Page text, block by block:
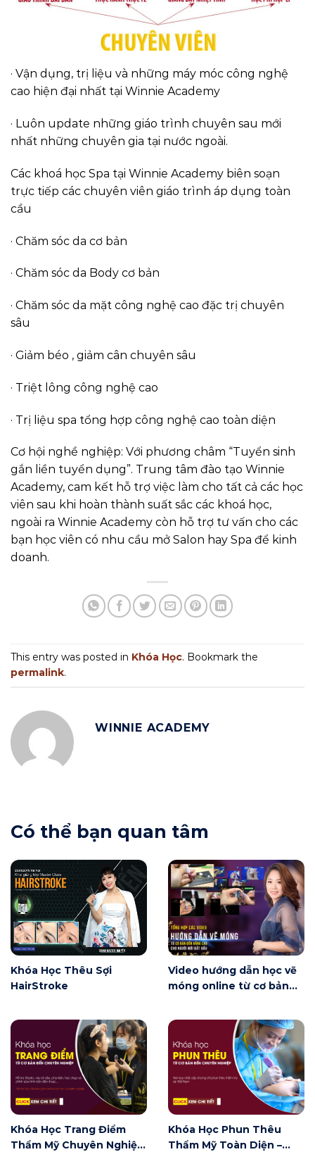
· Vận dụng, trị liệu và những máy móc công nghệ
cao hiện đại nhất tại Winnie Academy
· Luôn update những giáo trình chuyên sau mới
nhất những chuyên gia tại nước ngoài.
Các khoá học Spa tại Winnie Academy biên soạn
trực tiếp các chuyên viên giáo trình áp dụng toàn
cầu
· Chăm sóc da cơ bản
· Chăm sóc da Body cơ bản
· Chăm sóc da mặt công nghệ cao đặc trị chuyên
sâu
· Giảm béo , giảm cân chuyên sâu
· Triệt lông công nghệ cao
· Trị liệu spa tổng hợp công nghệ cao toàn diện
Cơ hội nghề nghiệp: Với phương châm “Tuyển sinh
gắn liền tuyển dụng”. Trung tâm đào tạo Winnie
Academy, cam kết hỗ trợ việc làm cho tất cả các học
viên sau khi hoàn thành suất sắc các khoá học,
ngoài ra Winnie Academy còn hỗ trợ tư vấn cho các
bạn học viên có nhu cầu mở Salon hay Spa để kinh
doanh.
This entry was posted in Khóa Học. Bookmark the
permalink.
WINNIE ACADEMY
Có thể bạn quan tâm
Khóa Học Thêu Sợi
HairStroke
Video hướng dẫn học vẽ
móng online từ cơ bản
dành cho người mới bắt
Khóa Học Trang Điểm
Thẩm Mỹ Chuyên Nghiệp
Khóa Học Phun Thêu
Thẩm Mỹ Toàn Diện –